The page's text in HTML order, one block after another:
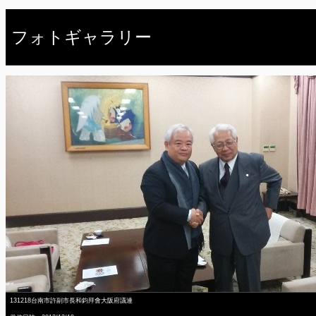
フォトギャラリー
131218台南市許副市長和鈞拜會大阪府議連